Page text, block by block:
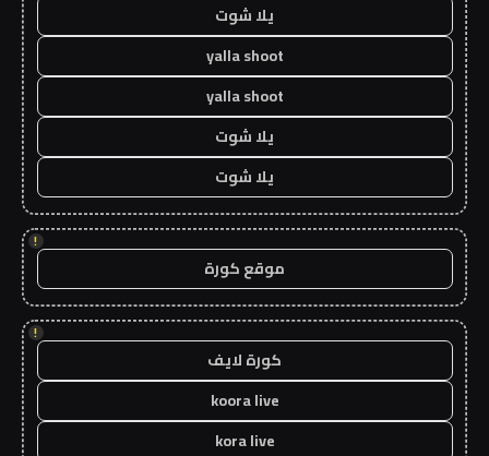
يلا شوت
yalla shoot
yalla shoot
يلا شوت
يلا شوت
!
موقع كورة
!
كورة لايف
koora live
kora live